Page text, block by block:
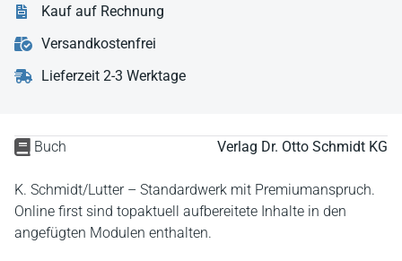
Buch Verlag Dr. Otto Schmidt KG
K. Schmidt/Lutter – Standardwerk mit Premiumanspruch.
Online first sind topaktuell aufbereitete Inhalte in den
angefügten Modulen enthalten.
Kauf auf Rechnung
Versandkostenfrei
Lieferzeit 2-3 Werktage